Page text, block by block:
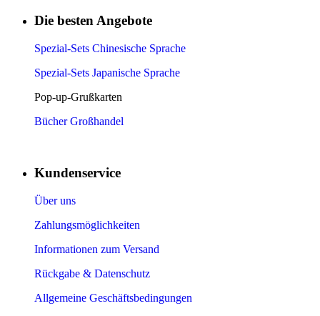
Die besten Angebote
Spezial-Sets Chinesische Sprache
Spezial-Sets Japanische Sprache
Pop-up-Grußkarten
Bücher Großhandel
Kundenservice
Über uns
Zahlungsmöglichkeiten
Informationen zum Versand
Rückgabe & Datenschutz
Allgemeine Geschäftsbedingungen